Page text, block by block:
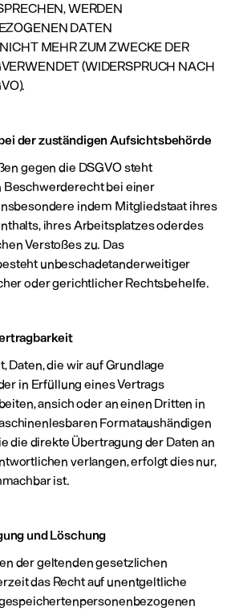
WERDEN
DATEN
MEHR ZUM ZWECKE DER
(WIDERSPRUCH NACH
der zuständigen Aufsichtsbehörde
gegen die DSGVO steht
bei einer
indem Mitgliedstaat ihres
ihres Arbeitsplatzes oderdes
Verstoßes zu. Das
unbeschadetanderweitiger
oder gerichtlicher Rechtsbehelfe.
Daten, die wir auf Grundlage
in Erfüllung eines Vertrags
ansich oder an einen Dritten in
Formataushändigen
die direkte Übertragung der Daten an
verlangen, erfolgt dies nur,
ist.
und Löschung
der geltenden gesetzlichen
das Recht auf unentgeltliche